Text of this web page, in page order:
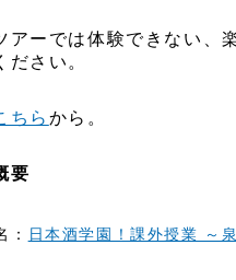
アーでは体験できない、
ださい。
ちら から。
要
：
日本酒学園！課外授業 ～